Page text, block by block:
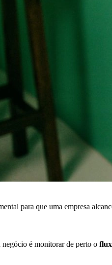
para que uma empresa
é monitorar de perto o